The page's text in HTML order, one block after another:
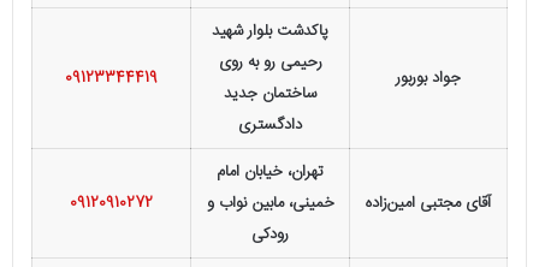
جواد بوربور
پاکدشت بلوار شهید
رحیمی رو به روی
ساختمان جدید
دادگستری
09123344419
آقای مجتبی امین‌زاده
تهران، خیابان امام
خمینی، مابین نواب و
رودکی
09120910272